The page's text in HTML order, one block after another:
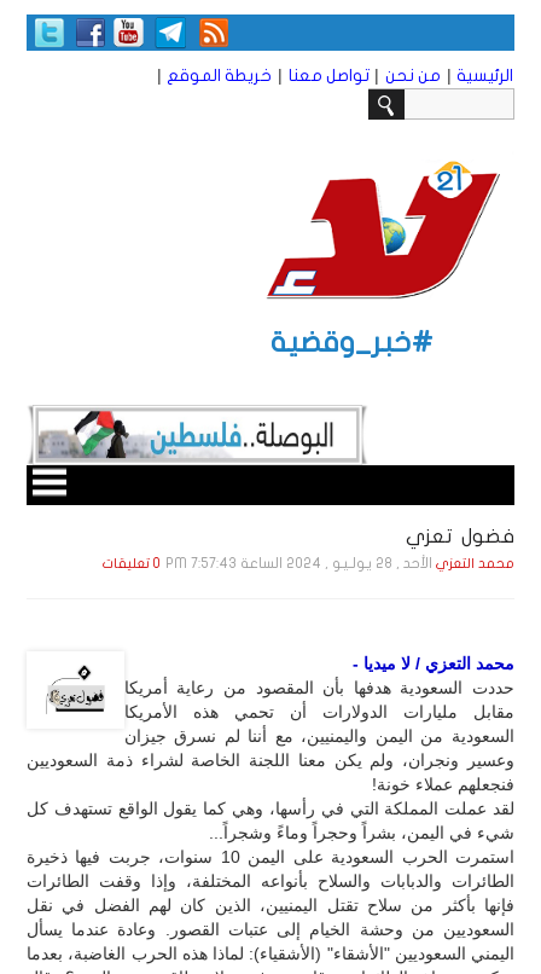
الرئيسية | من نحن | تواصل معنا | خريطة الموقع |
#خبر_وقضية
فضول تعزي
محمد التعزي الأحد , 28 يـولـيـو , 2024 الساعة 7:57:43 PM 0 تعليقات
محمد التعزي / لا ميديا -
حددت السعودية هدفها بأن المقصود من رعاية أمريكا
مقابل مليارات الدولارات أن تحمي هذه الأمريكا
السعودية من اليمن واليمنيين، مع أننا لم نسرق جيزان
وعسير ونجران، ولم يكن معنا اللجنة الخاصة لشراء ذمة السعوديين
فنجعلهم عملاء خونة!
لقد عملت المملكة التي في رأسها، وهي كما يقول الواقع تستهدف كل
شيء في اليمن، بشراً وحجراً وماءً وشجراً...
استمرت الحرب السعودية على اليمن 10 سنوات، جربت فيها ذخيرة
الطائرات والدبابات والسلاح بأنواعه المختلفة، وإذا وقفت الطائرات
فإنها بأكثر من سلاح تقتل اليمنيين، الذين كان لهم الفضل في نقل
السعوديين من وحشة الخيام إلى عتبات القصور. وعادة عندما يسأل
اليمني السعوديين "الأشقاء" (الأشقياء): لماذا هذه الحرب الغاضبة، بعدما